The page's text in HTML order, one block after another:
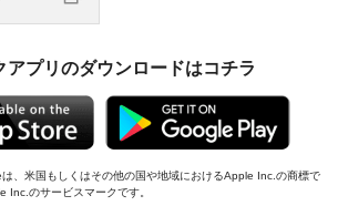
アプリのダウンロードはコチラ
、米国もしくはその他の国や地域におけるApple Inc.の商標で
Inc.のサービスマークです。